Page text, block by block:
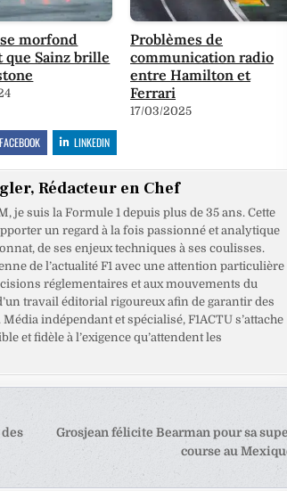
morfond
que Sainz brille
Problèmes de
communication radio
entre Hamilton et
Ferrari
17/03/2025
FACEBOOK LINKEDIN
Rédacteur en Chef
je suis la Formule 1 depuis plus de 35 ans. Cette
un regard à la fois passionné et analytique
de ses enjeux techniques à ses coulisses.
de l’actualité F1 avec une attention particulière
réglementaires et aux mouvements du
travail éditorial rigoureux afin de garantir des
indépendant et spécialisé, F1ACTU s’attache
et fidèle à l’exigence qu’attendent les
Grosjean félicite Bearman pour sa
course au